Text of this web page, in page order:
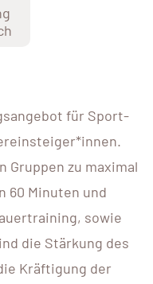
für Sport-
zu maximal
60 Minuten und
sowie
die Stärkung des
Kräftigung der